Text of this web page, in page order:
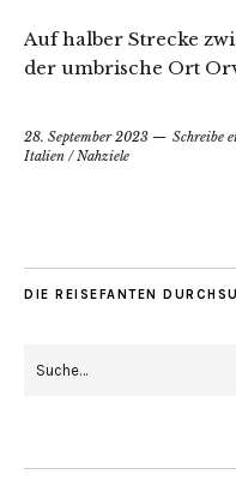
Auf halber Strecke
der umbrische Ort
28. September 2023
Schreibe
Italien /Nahziele
DIE REISEFANTEN